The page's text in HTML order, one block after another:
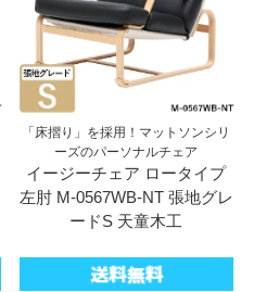
「床摺り」を採用！マットソンシリ
ーズのパーソナルチェア
イージーチェア ロータイプ
左肘 M-0567WB-NT 張地グレ
ードS 天童木工